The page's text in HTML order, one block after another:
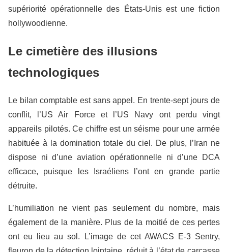
supériorité opérationnelle des États-Unis est une fiction
hollywoodienne.
Le cimetière des illusions
technologiques
Le bilan comptable est sans appel. En trente-sept jours de
conflit, l’US Air Force et l’US Navy ont perdu vingt
appareils pilotés. Ce chiffre est un séisme pour une armée
habituée à la domination totale du ciel. De plus, l’Iran ne
dispose ni d’une aviation opérationnelle ni d’une DCA
efficace, puisque les Israéliens l’ont en grande partie
détruite.
L’humiliation ne vient pas seulement du nombre, mais
également de la manière. Plus de la moitié de ces pertes
ont eu lieu au sol. L’image de cet AWACS E-3 Sentry,